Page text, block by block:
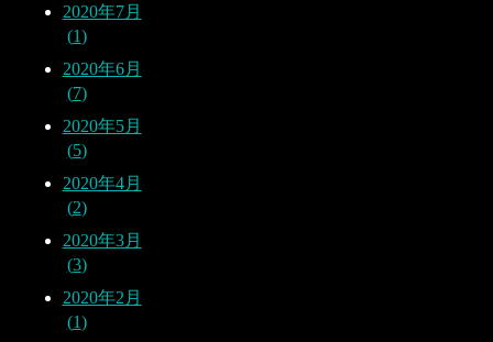
2020年7月
1
2020年6月
7
2020年5月
5
2020年4月
2
2020年3月
3
2020年2月
1